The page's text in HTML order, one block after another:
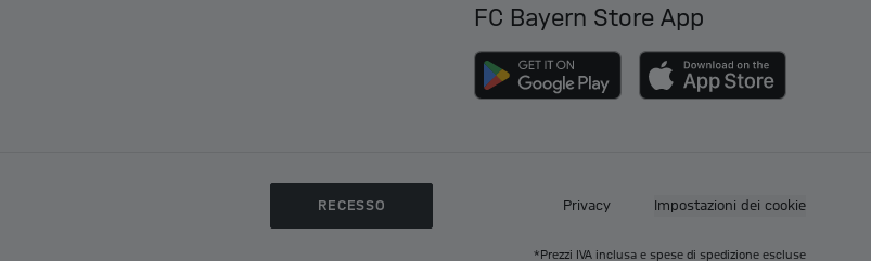
FC Bayern Store App
RECESSO
Privacy Impostazioni dei cookie
*Prezzi IVA inclusa e spese di spedizione escluse